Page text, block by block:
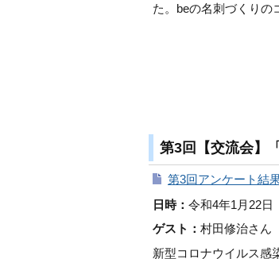
た。beの名刺づくりの
第3回【交流会】
第3回アンケート結
日時： 令和4年1月22日
ゲスト： 村田修治さん
新型コロナウイルス感